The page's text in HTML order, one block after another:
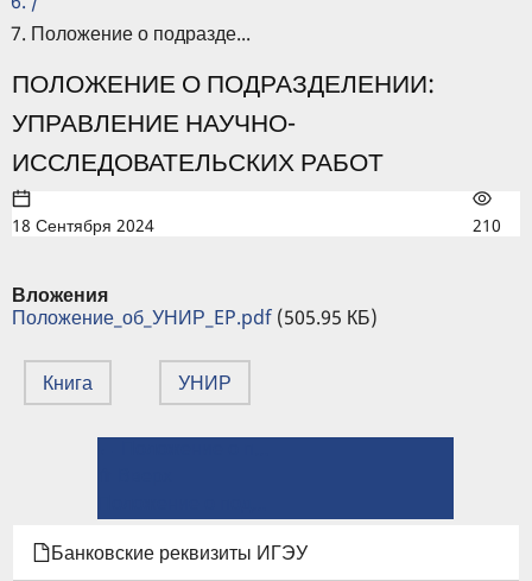
Положение о подразде...
ПОЛОЖЕНИЕ О ПОДРАЗДЕЛЕНИИ:
УПРАВЛЕНИЕ НАУЧНО-
ИССЛЕДОВАТЕЛЬСКИХ РАБОТ
18 Сентября 2024 210
Вложения
Положение_об_УНИР_EP.pdf (505.95 КБ)
Книга УНИР
КНИГИ
Банковские реквизиты ИГЭУ